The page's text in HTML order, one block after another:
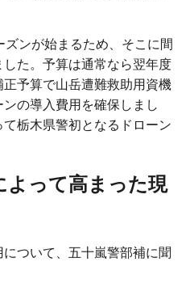
ズンが始まるため、そこに間
た。予算は通常なら翌年度
予算で山岳遭難救助用資機
の導入費用を確保しまし
栃木県警初となるドローン
よって高まった現
ついて、五十嵐警部補に聞